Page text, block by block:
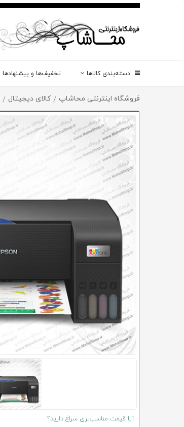
دسته‌بندی کالاها تخفیف‌ها و پیشنهادها
فروشگاه اینترنتی محاشاپ / کالای دیجیتال /
آیا قیمت مناسب‌تری سراغ دارید؟